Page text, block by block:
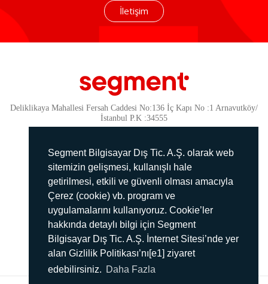
Segment Bilgisayar Dış Tic. A.Ş. olarak web
sitemizin gelişmesi, kullanışlı hale
getirilmesi, etkili ve güvenli olması amacıyla
Çerez (cookie) vb. program ve
uygulamalarını kullanıyoruz. Cookie’ler
hakkında detaylı bilgi için Segment
Bilgisayar Dış Tic. A.Ş. İnternet Sitesi’nde yer
alan Gizlilik Politikası’nı[e1] ziyaret
edebilirsiniz. Daha Fazla
İletişim
Deliklikaya Mahallesi Fersah Caddesi No:136 İç Kapı No :1 Arnavutköy/
İstanbul P.K :34555
Güvenlik
KVKK Politikamız
Gizlilik Politikamız
Aydınlatma Metni
İmha Politikası
444 78 99
info@segment.com.tr